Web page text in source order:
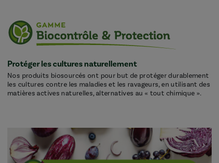
Protéger les cultures naturellement
Nos produits biosourcés ont pour but de protéger durablement
les cultures contre les maladies et les ravageurs, en utilisant des
matières actives naturelles, alternatives au « tout chimique ».